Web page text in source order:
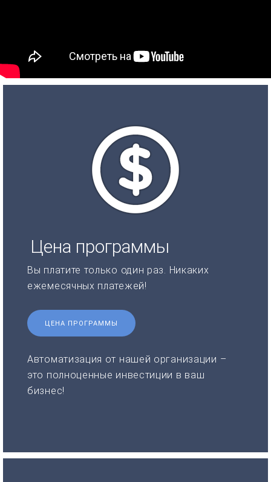
Цена программы
Вы платите только один раз. Никаких
ежемесячных платежей!
ЦЕНА ПРОГРАММЫ
Автоматизация от нашей организации –
это полноценные инвестиции в ваш
бизнес!